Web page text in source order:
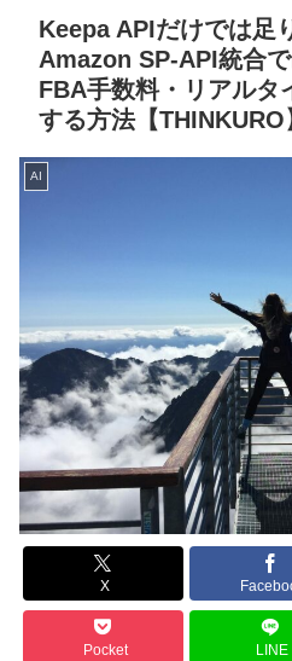
Keepa APIだけでは足
Amazon SP-API統合
FBA手数料・リアルタ
する方法【THINKURO
AI
X
Pocket LINE